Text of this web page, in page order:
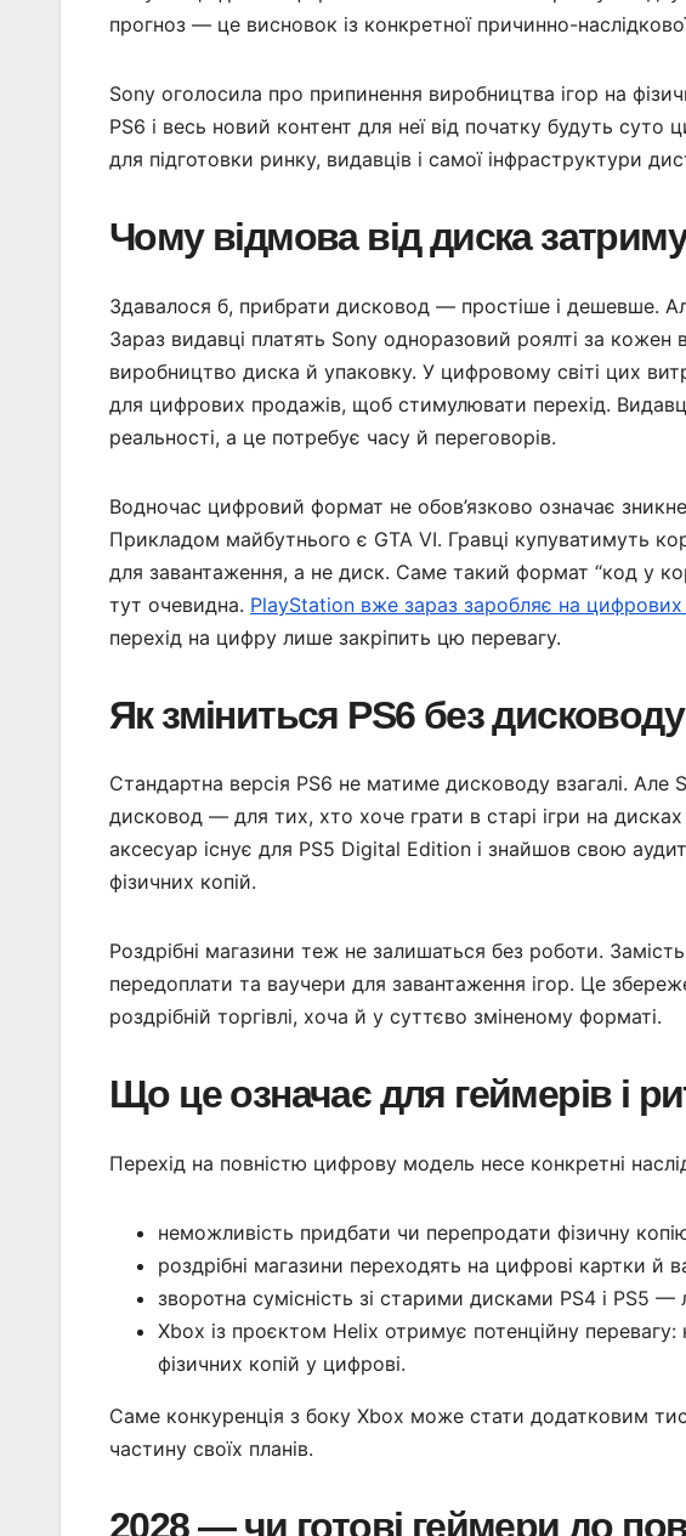
прогноз — це висновок із конкретної причинно-
Sony оголосила про припинення виробництва ігор на
PS6 і весь новий контент для неї від початку будуть
для підготовки ринку, видавців і самої інфраструктури
Чому відмова від диска
Здавалося б, прибрати дисковод — простіше і дешевше.
Зараз видавці платять Sony одноразовий роялті за
виробництво диска й упаковку. У цифровому світі цих
для цифрових продажів, щоб стимулювати перехід.
реальності, а це потребує часу й переговорів.
Водночас цифровий формат не обов’язково означає
Прикладом майбутнього є GTA VI. Гравці купуватимуть
для завантаження, а не диск. Саме такий формат “код у
тут очевидна. PlayStation вже зараз заробляє на цифрових
перехід на цифру лише закріпить цю перевагу.
Як зміниться PS6 без дисководу
Стандартна версія PS6 не матиме дисководу взагалі.
дисковод — для тих, хто хоче грати в старі ігри на
аксесуар існує для PS5 Digital Edition і знайшов свою
фізичних копій.
Роздрібні магазини теж не залишаться без роботи.
передоплати та ваучери для завантаження ігор. Це
роздрібній торгівлі, хоча й у суттєво зміненому форматі.
Що це означає для геймерів і
Перехід на повністю цифрову модель несе конкретні
неможливість придбати чи перепродати фізичну
роздрібні магазини переходять на цифрові картки й
зворотна сумісність зі старими дисками PS4 і PS5
Xbox із проєктом Helix отримує потенційну перевагу:
фізичних копій у цифрові.
Саме конкуренція з боку Xbox може стати додатковим
частину своїх планів.
2028 — чи готові геймери до